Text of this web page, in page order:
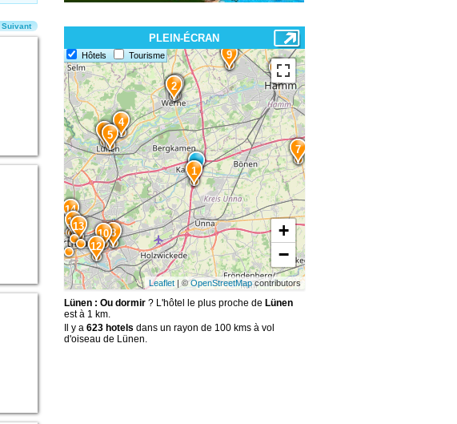
Suivant
PLEIN-ÉCRAN
Hôtels Tourisme
15
14
13
12
11
10
9
8
7
65
4
3
2
1
+
−
Leaflet | ©OpenStreetMapcontributors
Lünen : Ou dormir? L'hôtel le plus proche de Lünen
est à 1 km.
Il y a 623 hotels dans un rayon de 100 kms à vol
d'oiseau de Lünen.